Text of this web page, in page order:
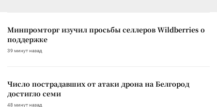
Минпромторг изучил просьбы селлеров Wildberries о
поддержке
39 минут назад
Число пострадавших от атаки дрона на Белгород
достигло семи
48 минут назад